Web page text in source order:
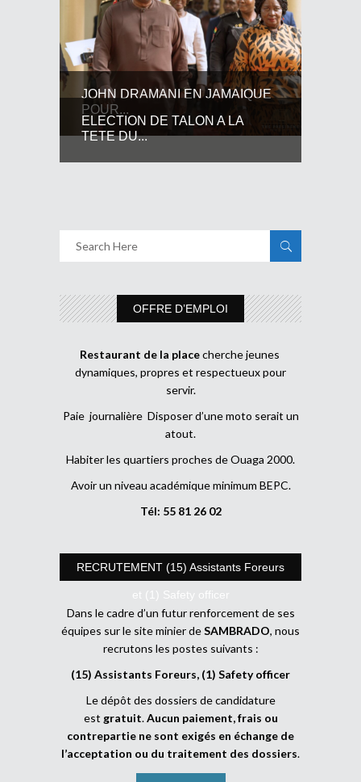
JOHN DRAMANI EN JAMAIQUE
POUR...
ELECTION DE TALON A LA
TETE DU...
OFFRE D’EMPLOI
Restaurant de la placecherche jeunes
dynamiques, propres et respectueux pour
servir.
Paie journalière Disposer d’une moto serait un
atout.
Habiter les quartiers proches de Ouaga 2000.
Avoir un niveau académique minimum BEPC.
Tél: 55 81 26 02
RECRUTEMENT (15) Assistants Foreurs
et (1) Safety officer
Dans le cadre d’un futur renforcement de ses
équipes sur le site minier deSAMBRADO, nous
recrutons les postes suivants :
(15) Assistants Foreurs, (1) Safety officer
Le dépôt des dossiers de candidature
est gratuit.Aucun paiement, frais ou
contrepartie ne sont exigés en échange de
l’acceptation ou du traitement des dossiers.